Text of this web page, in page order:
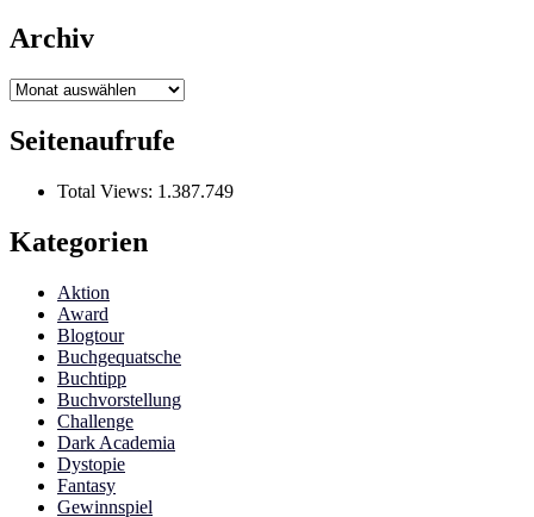
Archiv
Archiv
Seitenaufrufe
Total Views: 1.387.749
Kategorien
Aktion
Award
Blogtour
Buchgequatsche
Buchtipp
Buchvorstellung
Challenge
Dark Academia
Dystopie
Fantasy
Gewinnspiel